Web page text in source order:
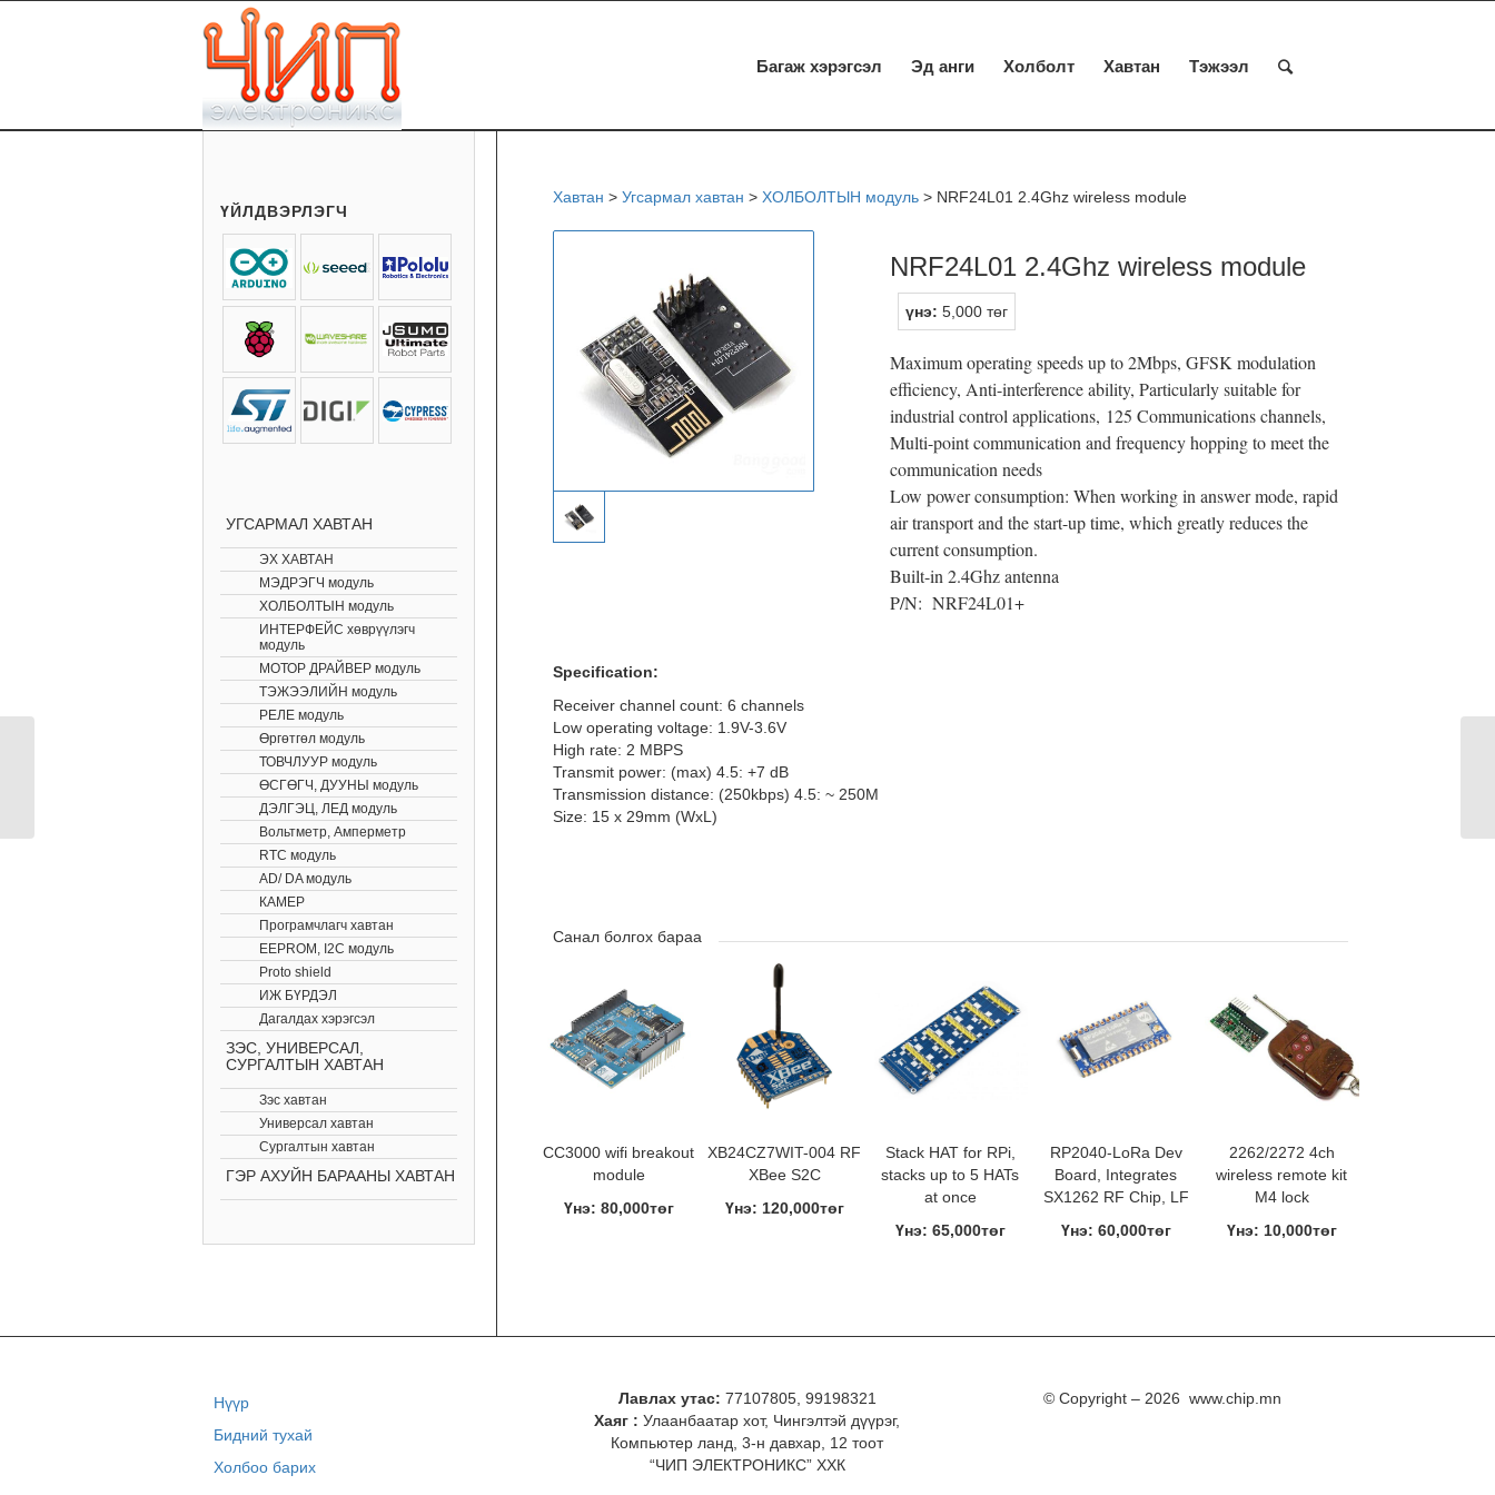
Багаж хэрэгсэл Эд анги Холболт Хавтан Тэжээл
Хавтан > Угсармал хавтан > ХОЛБОЛТЫН модуль> NRF24L01 2.4Ghz wireless module
NRF24L01 2.4Ghz wireless module
үнэ: 5,000 төг
Maximum operating speeds up to 2Mbps, GFSK modulation
efficiency, Anti-interference ability, Particularly suitable for
industrial control applications, 125 Communications channels,
Multi-point communication and frequency hopping to meet the
communication needs
Low power consumption: When working in answer mode, rapid
air transport and the start-up time, which greatly reduces the
current consumption.
Built-in 2.4Ghz antenna
P/N: NRF24L01+
Specification:
Receiver channel count: 6 channels
Low operating voltage: 1.9V-3.6V
High rate: 2 MBPS
Transmit power: (max) 4.5: +7 dB
Transmission distance: (250kbps) 4.5: ~ 250M
Size: 15 x 29mm (WxL)
Санал болгох бараа
CC3000 wifi breakout
module
Үнэ: 80,000төг
XB24CZ7WIT-004 RF
XBee S2C
Үнэ: 120,000төг
Stack HAT for RPi,
stacks up to 5 HATs
at once
Үнэ: 65,000төг
RP2040-LoRa Dev
Board, Integrates
SX1262 RF Chip, LF
Үнэ: 60,000төг
2262/2272 4ch
wireless remote kit
M4 lock
Үнэ: 10,000төг
ҮЙЛДВЭРЛЭГЧ
УГСАРМАЛ ХАВТАН
ЭХ ХАВТАН
МЭДРЭГЧ модуль
ХОЛБОЛТЫН модуль
ИНТЕРФЕЙС хөврүүлэгч
модуль
МОТОР ДРАЙВЕР модуль
ТЭЖЭЭЛИЙН модуль
РЕЛЕ модуль
Өргөтгөл модуль
ТОВЧЛУУР модуль
ӨСГӨГЧ, ДУУНЫ модуль
ДЭЛГЭЦ, ЛЕД модуль
Вольтметр, Амперметр
RTC модуль
AD/ DA модуль
КАМЕР
Програмчлагч хавтан
EEPROM, I2C модуль
Proto shield
ИЖ БҮРДЭЛ
Дагалдах хэрэгсэл
ЗЭС, УНИВЕРСАЛ,
СУРГАЛТЫН ХАВТАН
Зэс хавтан
Универсал хавтан
Сургалтын хавтан
ГЭР АХУЙН БАРААНЫ ХАВТАН
Нүүр
Бидний тухай
Холбоо барих
Лавлах утас: 77107805, 99198321
Хаяг : Улаанбаатар хот, Чингэлтэй дүүрэг,
Компьютер ланд, 3-н давхар, 12 тоот
“ЧИП ЭЛЕКТРОНИКС” ХХК
© Copyright – 2026 www.chip.mn